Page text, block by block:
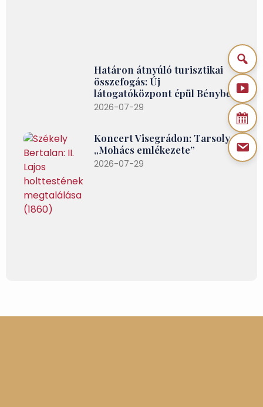
Határon átnyúló turisztikai
összefogás: Új
látogatóközpont épül Bényben
2026-07-29
Koncert Visegrádon: Tarsoly –
„Mohács emlékezete”
2026-07-29